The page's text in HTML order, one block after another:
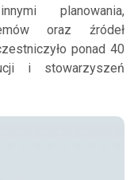
planowania,
oraz źródeł
ponad 40
i stowarzyszeń